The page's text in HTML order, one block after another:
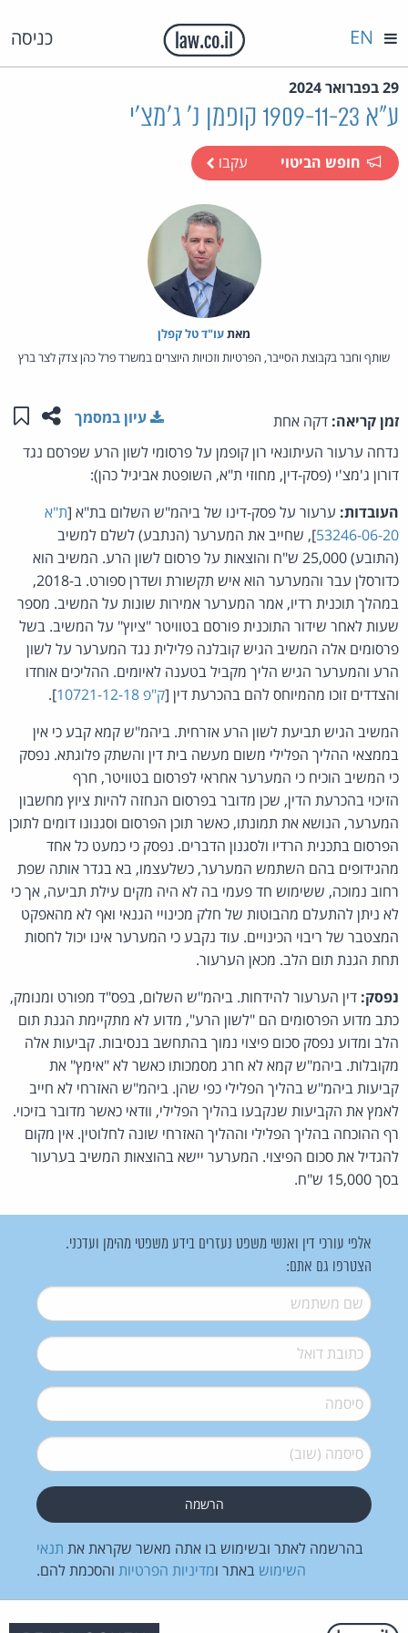
כניסה EN
29 בפברואר 2024
ע"א 1909-11-23 קופמן נ' ג'מצ'י
חופש הביטוי עקבו
מאת‏עו"ד טל קפלן
שותף וחבר בקבוצת הסייבר, הפרטיות וזכויות היוצרים במשרד פרל כהן צדק לצר ברץ
זמן קריאה: דקה אחת שתפו
עיון במסמך
נדחה ערעור העיתונאי רון קופמן על פרסומי לשון הרע שפרסם נגד
דורון ג'מצ'י (פסק-דין, מחוזי ת"א, השופטת אביגיל כהן):
העובדות: ערעור על פסק-דינו של ביהמ"ש השלום בת"א [ת"א
53246-06-20], שחייב את המערער (הנתבע) לשלם למשיב
(התובע) 25,000 ש"ח והוצאות על פרסום לשון הרע. המשיב הוא
כדורסלן עבר והמערער הוא איש תקשורת ושדרן ספורט. ב-2018,
במהלך תוכנית רדיו, אמר המערער אמירות שונות על המשיב. מספר
שעות לאחר שידור התוכנית פורסם בטוויטר "ציוץ" על המשיב. בשל
פרסומים אלה המשיב הגיש קובלנה פלילית נגד המערער על לשון
הרע והמערער הגיש הליך מקביל בטענה לאיומים. ההליכים אוחדו
והצדדים זוכו מהמיוחס להם בהכרעת דין [ק"פ 10721-12-18
].
המשיב הגיש תביעת לשון הרע אזרחית. ביהמ"ש קמא קבע כי אין
בממצאי ההליך הפלילי משום מעשה בית דין והשתק פלוגתא. נפסק
כי המשיב הוכיח כי המערער אחראי לפרסום בטוויטר, חרף
הזיכוי בהכרעת הדין, שכן מדובר בפרסום הנחזה להיות ציוץ מחשבון
המערער, הנושא את תמונתו, כאשר תוכן הפרסום וסגנונו דומים לתוכן
הפרסום בתכנית הרדיו ולסגנון הדברים. נפסק כי כמעט כל אחד
מהגידופים בהם השתמש המערער, כשלעצמו, בא בגדר אותה שפת
רחוב נמוכה, ששימוש חד פעמי בה לא היה מקים עילת תביעה, אך כי
לא ניתן להתעלם מהבוטות של חלק מכינויי הגנאי ואף לא מהאפקט
המצטבר של ריבוי הכינויים. עוד נקבע כי המערער אינו יכול לחסות
תחת הגנת תום הלב. מכאן הערעור.
נפסק: דין הערעור להידחות. ביהמ"ש השלום, בפס"ד מפורט ומנומק,
כתב מדוע הפרסומים הם "לשון הרע", מדוע לא מתקיימת הגנת תום
הלב ומדוע נפסק סכום פיצוי נמוך בהתחשב בנסיבות. קביעות אלה
מקובלות. ביהמ"ש קמא לא חרג מסמכותו כאשר לא "אימץ" את
קביעות ביהמ"ש בהליך הפלילי כפי שהן. ביהמ"ש האזרחי לא חייב
לאמץ את הקביעות שנקבעו בהליך הפלילי, וודאי כאשר מדובר בזיכוי.
רף ההוכחה בהליך הפלילי וההליך האזרחי שונה לחלוטין. אין מקום
להגדיל את סכום הפיצוי. המערער יישא בהוצאות המשיב בערעור
בסך 15,000 ש"ח.
אלפי עורכי דין ואנשי משפט נעזרים בידע משפטי מהימן ועדכני.
הצטרפו גם אתם:
שם משתמש*
דואל*
סיסמה*
סיסמה (שוב)*
בהרשמה לאתר ובשימוש בו אתה מאשר שקראת את תנאי
השימוש באתר ומדיניות הפרטיות והסכמת להם.